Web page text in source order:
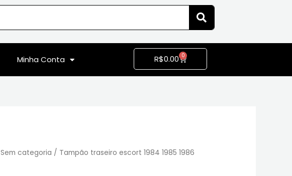
Minha Conta R$0.00 0
Sem categoria / Tampão traseiro escort 1984 1985 1986